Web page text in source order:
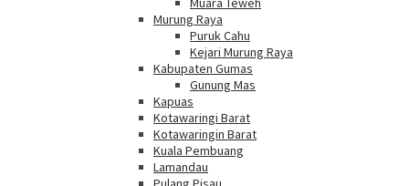
Murung Raya
Puruk Cahu
Kejari Murung Raya
Kabupaten Gumas
Gunung Mas
Kapuas
Kotawaringi Barat
Kotawaringin Barat
Kuala Pembuang
Lamandau